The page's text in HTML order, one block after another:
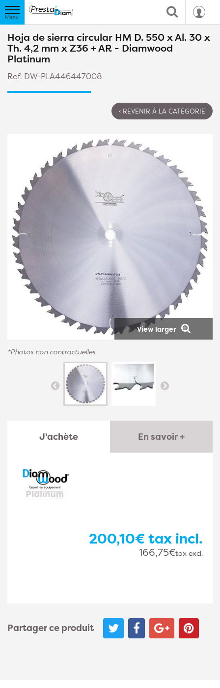
Hoja de sierra circular HM D. 550 x Al. 30 x
Th. 4,2 mm x Z36 + AR - Diamwood
Platinum
Ref. DW-PLA446447008
‹ REVENIR À LA CATÉGORIE
View larger
*Photos non contractuelles
J'achète En savoir +
200,10€ tax incl.
166,75€tax excl.
Partager ce produit